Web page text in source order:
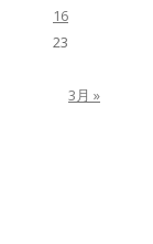
3月 »
16
23